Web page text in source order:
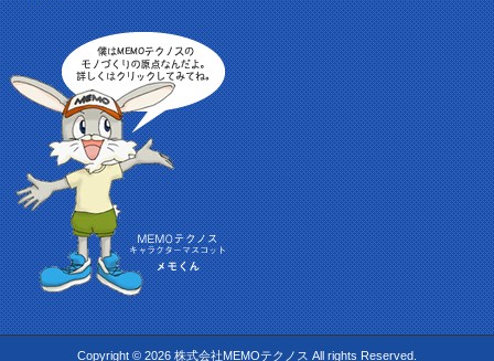
Copyright © 2026 株式会社MEMOテクノス All rights Reserved.